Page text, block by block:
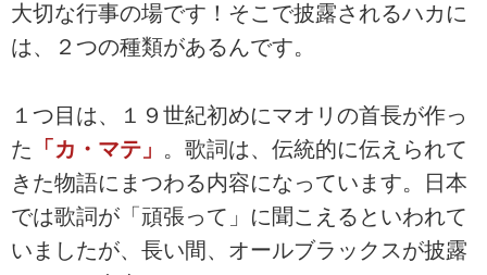
大切な行事の場です！そこで披露されるハカに
は、２つの種類があるんです。
１つ目は、１９世紀初めにマオリの首長が作っ
た 「カ・マテ」 。歌詞は、伝統的に伝えられて
きた物語にまつわる内容になっています。日本
では歌詞が「頑張って」に聞こえるといわれて
いましたが、長い間、オールブラックスが披露